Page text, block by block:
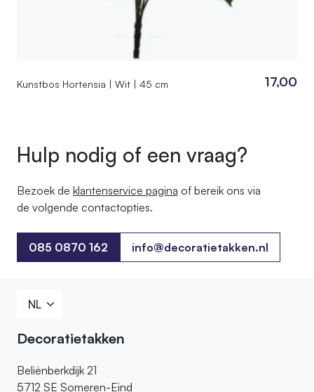
Kunstbos Hortensia | Wit | 45 cm 17,00
Hulp nodig of een vraag?
Bezoek de klantenservice pagina of bereik ons ​​via
de volgende contactopties.
085 0870 162
085 0870 162
info@decoratietakken.nl
Decoratietakken
Beliënberkdijk 21
5712 SE Someren-Eind